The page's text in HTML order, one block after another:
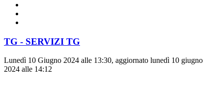
TG - SERVIZI TG
Lunedì 10 Giugno 2024 alle 13:30, aggiornato lunedì 10 giugno
2024 alle 14:12